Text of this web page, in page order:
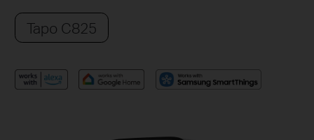
Tapo C825